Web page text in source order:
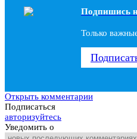
Подпишись
Только
Открыть комментарии
Подписаться
авторизуйтесь
Уведомить о